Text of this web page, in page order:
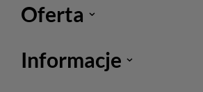
Oferta
Informacje